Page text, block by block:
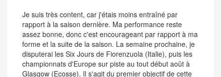
Je suis très content, car j'étais moins entraîné par
rapport à la saison dernière. Ma performance reste
assez bonne, donc c'est encourageant par rapport à ma
forme et la suite de la saison. La semaine prochaine, je
disputerai les Six Jours de Fiorenzuola (Italie), puis les
championnats d'Europe sur piste au tout début août à
Glasgow (Ecosse). Il s'agit du premier objectif de cette